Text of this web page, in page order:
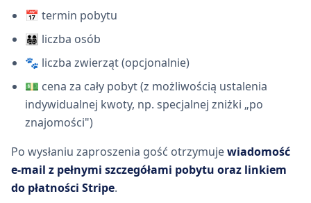
📅 termin pobytu
👨‍👩‍👧‍👦 liczba osób
🐾 liczba zwierząt (opcjonalnie)
💵 cena za cały pobyt (z możliwością ustalenia
indywidualnej kwoty, np. specjalnej zniżki „po
znajomości")
Po wysłaniu zaproszenia gość otrzymujewiadomość
e-mail z pełnymi szczegółami pobytu oraz linkiem
do płatności Stripe.